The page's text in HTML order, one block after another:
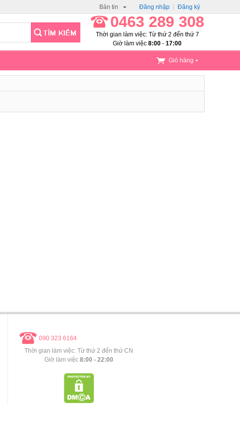
Đăng nhập Đăng ký
Bản tin
0463 289 308
Thời gian làm việc: Từ thứ 2 đến thứ 7
Giờ làm việc 8:00 - 17:00
Giỏ hàng
090 323 6164
Thời gian làm việc: Từ thứ 2 đến thứ CN
Giờ làm việc 8:00 - 22:00